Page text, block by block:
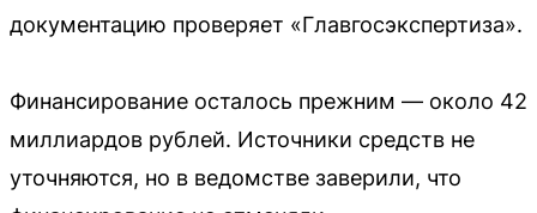
документацию проверяет «Главгосэкспертиза».
Финансирование осталось прежним — около 42
миллиардов рублей. Источники средств не
уточняются, но в ведомстве заверили, что